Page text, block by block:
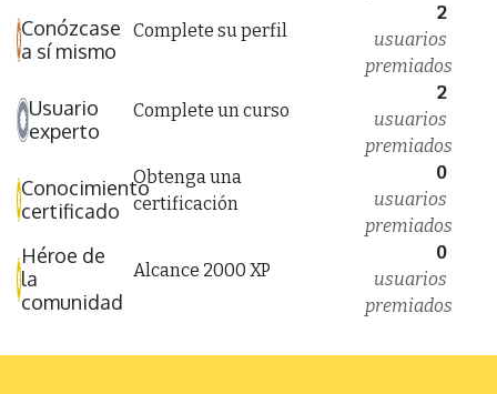
Conózcase
a sí mismo
Complete su perfil
2
usuarios
premiados
Usuario
experto
Complete un curso
2
usuarios
premiados
Conocimiento
certificado
Obtenga una
certificación
0
usuarios
premiados
Héroe de
la
comunidad
Alcance 2000 XP
0
usuarios
premiados